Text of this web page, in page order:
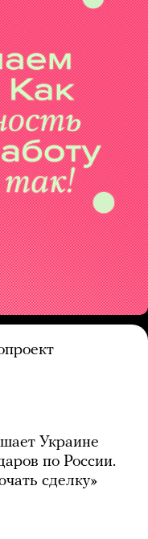
Украине
по России.
сделку»